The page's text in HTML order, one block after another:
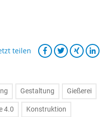
teilen
Gestaltung Gießerei
4.0 Konstruktion